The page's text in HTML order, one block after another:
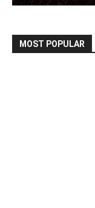
MOST POPULAR